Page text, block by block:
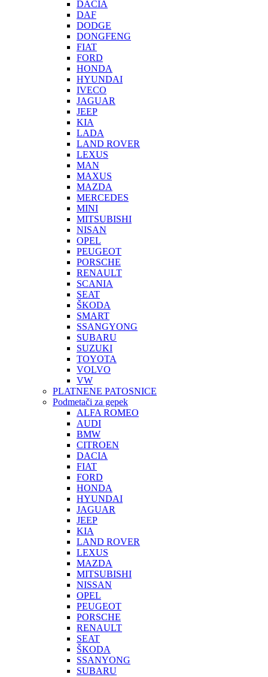
DACIA
DAF
DODGE
DONGFENG
FIAT
FORD
HONDA
HYUNDAI
IVECO
JAGUAR
JEEP
KIA
LADA
LAND ROVER
LEXUS
MAN
MAXUS
MAZDA
MERCEDES
MINI
MITSUBISHI
NISAN
OPEL
PEUGEOT
PORSCHE
RENAULT
SCANIA
SEAT
ŠKODA
SMART
SSANGYONG
SUBARU
SUZUKI
TOYOTA
VOLVO
VW
PLATNENE PATOSNICE
Podmetači za gepek
ALFA ROMEO
AUDI
BMW
CITROEN
DACIA
FIAT
FORD
HONDA
HYUNDAI
JAGUAR
JEEP
KIA
LAND ROVER
LEXUS
MAZDA
MITSUBISHI
NISSAN
OPEL
PEUGEOT
PORSCHE
RENAULT
SEAT
ŠKODA
SSANYONG
SUBARU